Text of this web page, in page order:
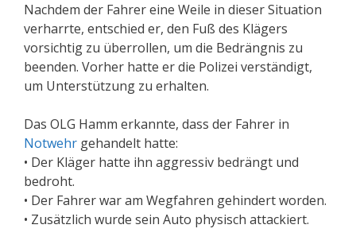
Nachdem der Fahrer eine Weile in dieser Situation
verharrte, entschied er, den Fuß des Klägers
vorsichtig zu überrollen, um die Bedrängnis zu
beenden. Vorher hatte er die Polizei verständigt,
um Unterstützung zu erhalten.
Das OLG Hamm erkannte, dass der Fahrer in
Notwehr gehandelt hatte:
• Der Kläger hatte ihn aggressiv bedrängt und
bedroht.
• Der Fahrer war am Wegfahren gehindert worden.
• Zusätzlich wurde sein Auto physisch attackiert.